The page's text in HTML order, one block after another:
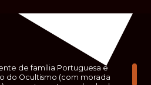
de família Portuguesa e
do Ocultismo (com morada